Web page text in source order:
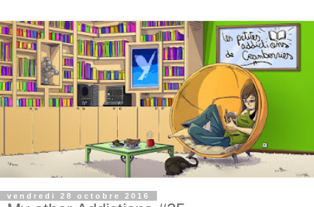
vendredi 28 octobre 2016